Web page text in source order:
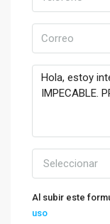
Seleccionar
Al subir este
uso